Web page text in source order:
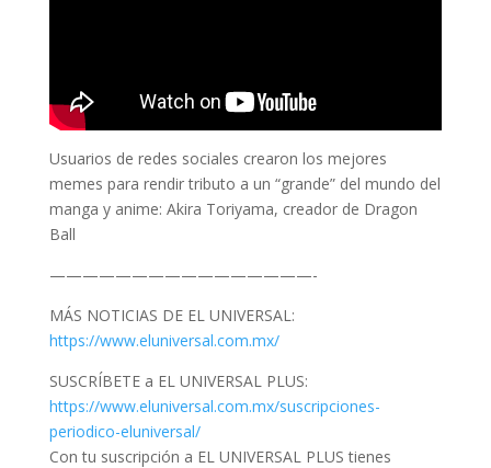
Usuarios de redes sociales crearon los mejores
memes para rendir tributo a un “grande” del mundo del
manga y anime: Akira Toriyama, creador de Dragon
Ball
————————————————-
MÁS NOTICIAS DE EL UNIVERSAL:
https://www.eluniversal.com.mx/
SUSCRÍBETE a EL UNIVERSAL PLUS:
https://www.eluniversal.com.mx/suscripciones-
periodico-eluniversal/
Con tu suscripción a EL UNIVERSAL PLUS tienes